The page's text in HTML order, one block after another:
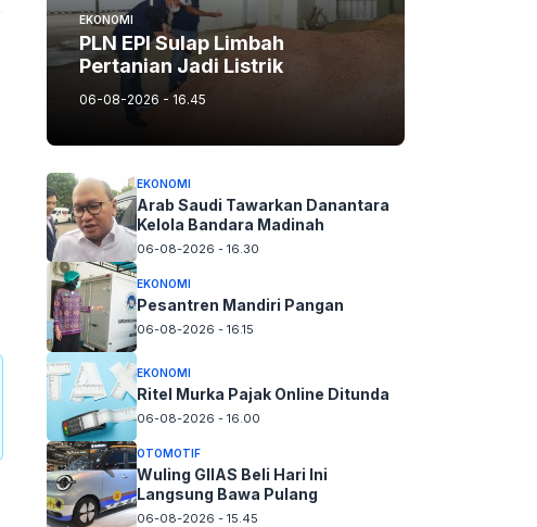
EKONOMI
PLN EPI Sulap Limbah
Pertanian Jadi Listrik
06-08-2026 - 16.45
EKONOMI
Arab Saudi Tawarkan Danantara
Kelola Bandara Madinah
06-08-2026 - 16.30
EKONOMI
Pesantren Mandiri Pangan
06-08-2026 - 16.15
EKONOMI
Ritel Murka Pajak Online Ditunda
06-08-2026 - 16.00
OTOMOTIF
Wuling GIIAS Beli Hari Ini
Langsung Bawa Pulang
06-08-2026 - 15.45